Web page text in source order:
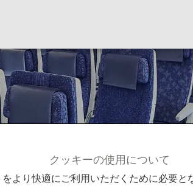
（77W）
グ777-300ER（77W）
クッキーの使用について
より快適にご利用いただくために必要